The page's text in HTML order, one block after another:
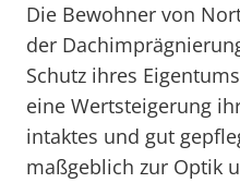
Die Bewohner von
der
Schutz ihres
eine Wertsteigerung
intaktes und gut
maßgeblich zur Optik